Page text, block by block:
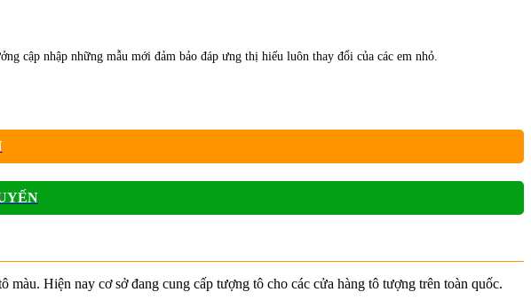
cập nhập những mẫu mới đảm bảo đáp ưng thị hiếu luôn thay đổi của các em nhỏ.
Hiện nay cơ sở đang cung cấp tượng tô cho các cửa hàng tô tượng trên toàn quốc.